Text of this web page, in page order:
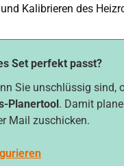
Kalibrieren des
Set perfekt passt?
Sie unschlüssig sind,
Planertool. Damit
Mail zuschicken.